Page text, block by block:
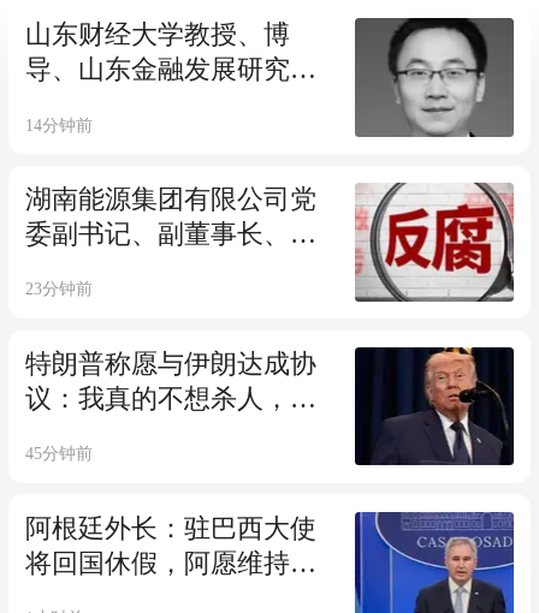
山东财经大学教授、博
导、山东金融发展研究院
病，经抢救无效辞世，终
仅三年就晋升为教授
14分钟前
湖南能源集团有限公司党
委副书记、副董事长、总
23分钟前
特朗普称愿与伊朗达成协
议：我真的不想杀人，但
原计划发动二战后最大规
打击，我们谈判
45分钟前
阿根廷外长：驻巴西大使
将回国休假，阿愿维持双